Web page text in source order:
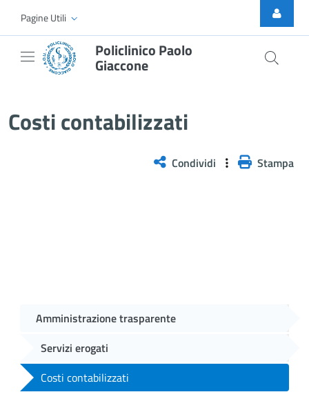
Skip to Main Content
Pagine Utili
Policlinico Paolo
Giaccone
Costi contabilizzati
Condividi Stampa
Amministrazione trasparente
Servizi erogati
Costi contabilizzati